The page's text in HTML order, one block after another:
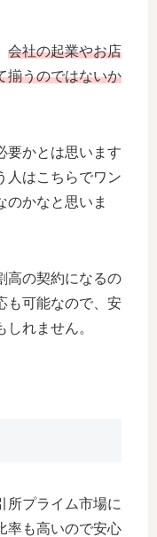
会社の起業やお店
揃うのではないか
要かとは思います
人はこちらでワン
のかなと思いま
高の契約になるの
も可能なので、安
れません。
所プライム市場に
率も高いので安心